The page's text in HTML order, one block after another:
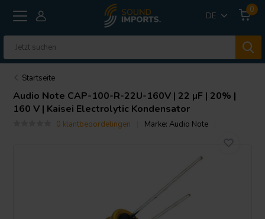
DE
0
Startseite
Audio Note CAP-100-R-22U-160V | 22 µF | 20% |
160 V | Kaisei Electrolytic Kondensator
0 klantbeoordelingen Marke:Audio Note